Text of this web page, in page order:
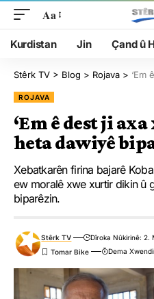
Aa
Kurdistan Jin Çand û
Stêrk TV > Blog > Rojava > ‘Em ê
ROJAVA
‘Em ê dest ji
heta dawiyê
Xebatkarên firina bajarê
ew moralê xwe xurtir dikin û
biparêzin.
Stêrk TV
Dîroka Nûkirinê: 2.
Dema